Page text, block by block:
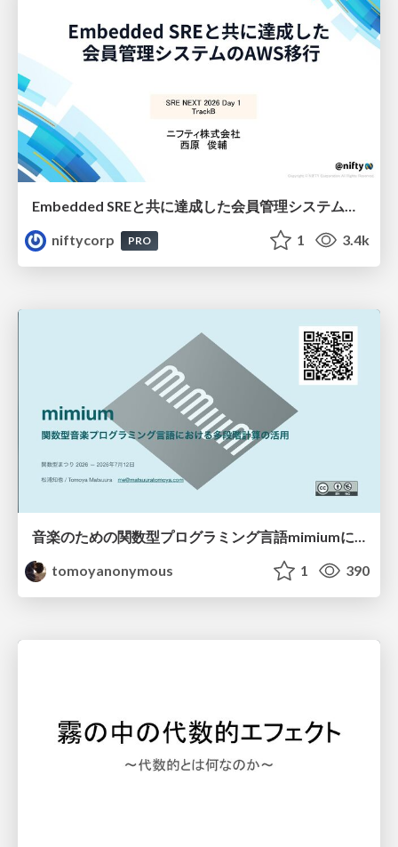
Embedded SREと共に達成した会員管理システムのAWS移行 - SRE NEXT 2026 ランチスポンサーセッション
niftycorp
PRO 1 3.4k
音楽のための関数型プログラミング言語mimiumにおける多段階計算の活用
tomoyanonymous
1 390